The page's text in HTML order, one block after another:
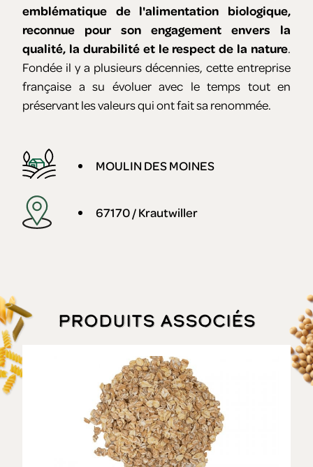
emblématique de l'alimentation biologique,
reconnue pour son engagement envers la
qualité, la durabilité et le respect de la nature.
Fondée il y a plusieurs décennies, cette entreprise
française a su évoluer avec le temps tout en
préservant les valeurs qui ont fait sa renommée.
MOULIN DES MOINES
67170 / Krautwiller
Produits associés